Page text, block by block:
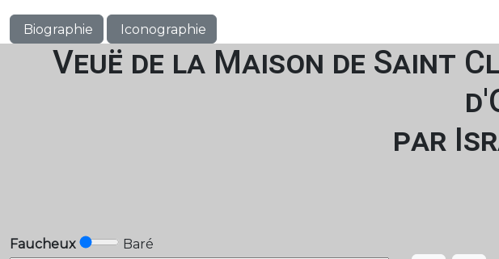
Biographie Iconographie
Veuë de la Maison de Saint
par
Faucheux Baré